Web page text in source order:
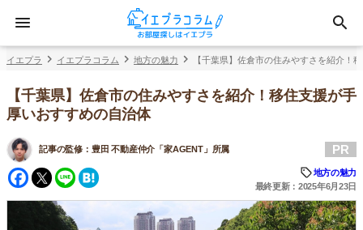
イエプラ イエプラコラム 地方の魅力 【千葉県】佐倉市の住みやすさを紹介！
【千葉県】佐倉市の住みやすさを紹介！移住支援が手
厚いおすすめの自治体
記事の監修： 豊田 不動産仲介「家AGENT」所属
Facebook
Twitter
Line
PR
地方の魅力
最終更新：2025年6月23日